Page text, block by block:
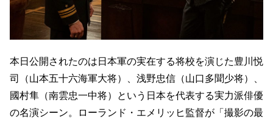
本日公開されたのは日本軍の実在する将校を演じた豊川悦
司（山本五十六海軍大将）、浅野忠信（山口多聞少将）、
國村隼（南雲忠一中将）という日本を代表する実力派俳優
の名演シーン。ローランド・エメリッヒ監督が「撮影の最